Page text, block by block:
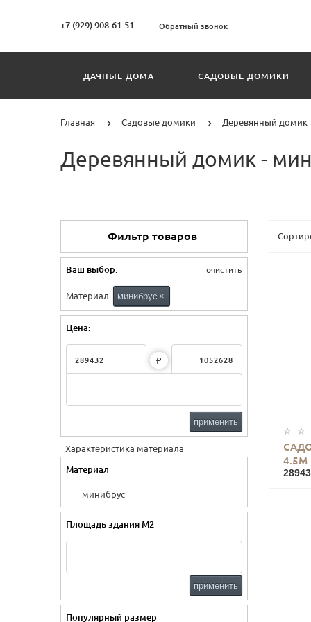
+7 (929) 908-61-51 Обратный звонок
ДАЧНЫЕ ДОМА САДОВЫЕ ДОМИКИ
Главная Садовые домики Деревянный домик
Деревянный домик -
Фильтр товаров
Ваш выбор: очистить
Материал минибрус ×
Цена:
₽
применить
Характеристика материала
Материал
минибрус
Площадь здания М2
применить
Популярный размер
4.5М